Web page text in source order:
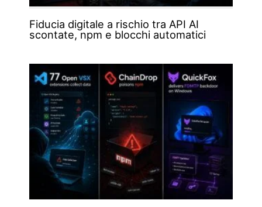
Fiducia digitale a rischio tra API AI
scontate, npm e blocchi automatici